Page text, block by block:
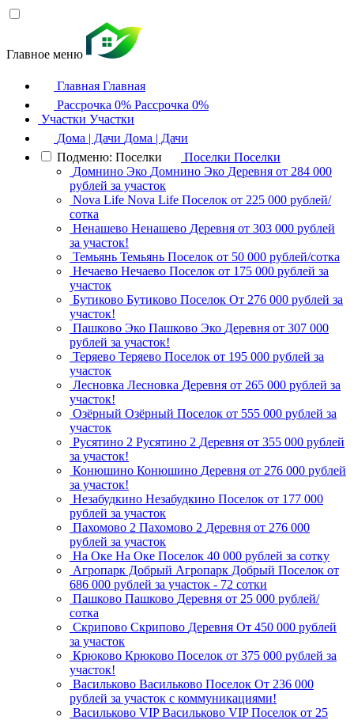
Главное меню
Главная Главная
Рассрочка 0% Рассрочка 0%
Участки Участки
Дома | Дачи Дома | Дачи
Подменю: Поселки
Поселки Поселки
Домнино Эко Домнино Эко Деревня от 284 000
рублей за участок
Nova Life Nova Life Поселок от 225 000 рублей/
сотка
Ненашево Ненашево Деревня от 303 000 рублей
за участок!
Темьянь Темьянь Поселок от 50 000 рублей/сотка
Нечаево Нечаево Поселок от 175 000 рублей за
участок
Бутиково Бутиково Поселок От 276 000 рублей за
участок!
Пашково Эко Пашково Эко Деревня от 307 000
рублей за участок!
Теряево Теряево Поселок от 195 000 рублей за
участок
Лесновка Лесновка Деревня от 265 000 рублей за
участок!
Озёрный Озёрный Поселок от 555 000 рублей за
участок
Русятино 2 Русятино 2 Деревня от 355 000 рублей
за участок!
Конюшино Конюшино Деревня от 276 000 рублей
за участок!
Незабудкино Незабудкино Поселок от 177 000
рублей за участок
Пахомово 2 Пахомово 2 Деревня от 276 000
рублей за участок
На Оке На Оке Поселок 40 000 рублей за сотку
Агропарк Добрый Агропарк Добрый Поселок от
686 000 рублей за участок - 72 сотки
Пашково Пашково Деревня от 25 000 рублей/
сотка
Скрипово Скрипово Деревня От 450 000 рублей
за участок
Крюково Крюково Поселок от 375 000 рублей за
участок!
Васильково Васильково Поселок От 236 000
рублей за участок с коммуникациями!
Васильково VIP Васильково VIP Поселок от 25